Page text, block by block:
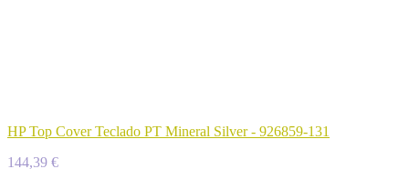
HP Top Cover Teclado PT Mineral Silver - 926859-131
144,39 €